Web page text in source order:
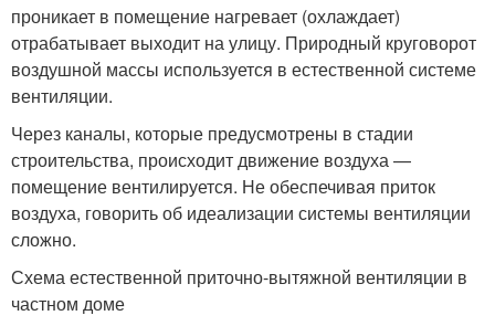
проникает в помещение нагревает (охлаждает)
отрабатывает выходит на улицу. Природный круговорот
воздушной массы используется в естественной системе
вентиляции.
Через каналы, которые предусмотрены в стадии
строительства, происходит движение воздуха —
помещение вентилируется. Не обеспечивая приток
воздуха, говорить об идеализации системы вентиляции
сложно.
Схема естественной приточно-вытяжной вентиляции в
частном доме